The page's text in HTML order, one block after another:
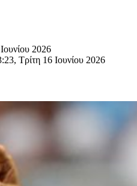
2026
Τρίτη 16 Ιουνίου 2026